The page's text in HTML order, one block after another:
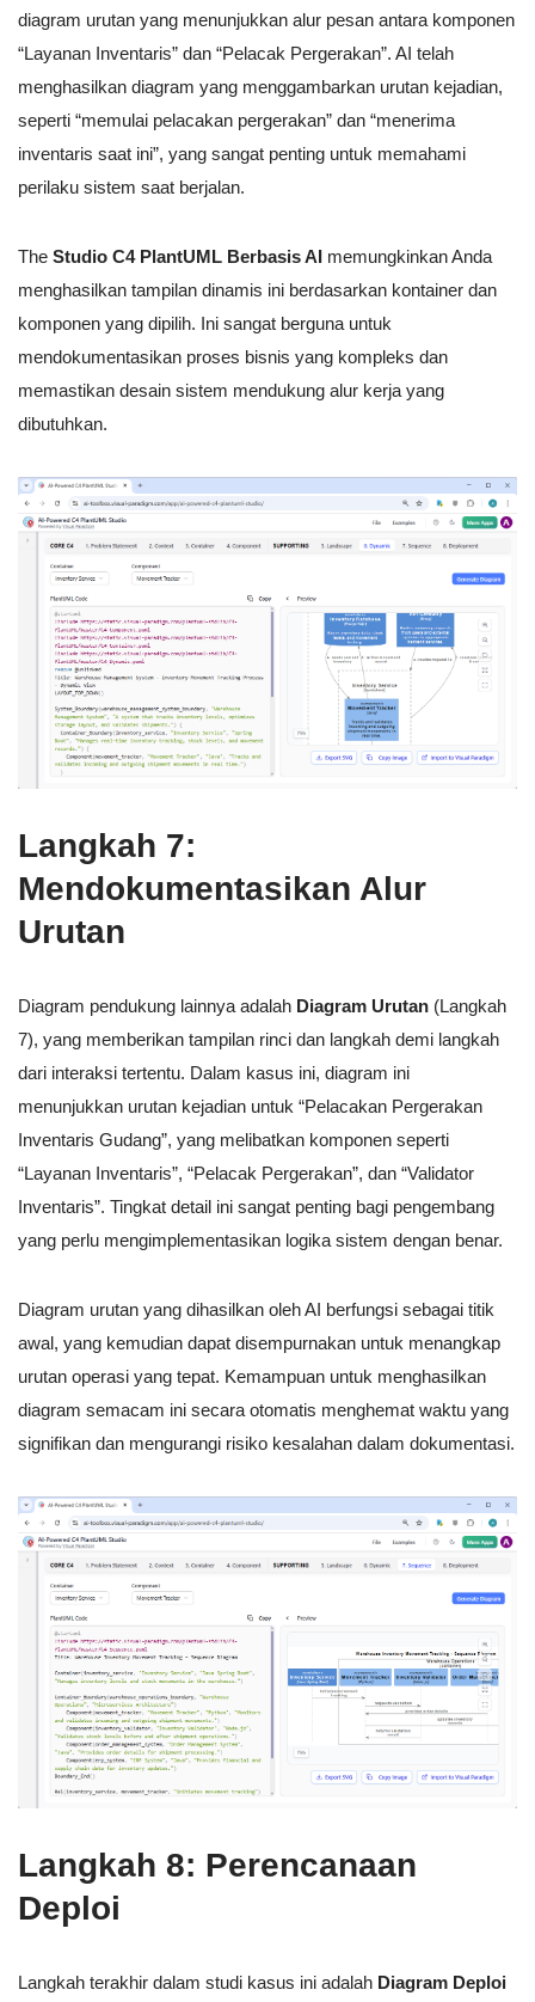
diagram urutan yang menunjukkan alur pesan antara komponen
“Layanan Inventaris” dan “Pelacak Pergerakan”. AI telah
menghasilkan diagram yang menggambarkan urutan kejadian,
seperti “memulai pelacakan pergerakan” dan “menerima
inventaris saat ini”, yang sangat penting untuk memahami
perilaku sistem saat berjalan.
The Studio C4 PlantUML Berbasis AI memungkinkan Anda
menghasilkan tampilan dinamis ini berdasarkan kontainer dan
komponen yang dipilih. Ini sangat berguna untuk
mendokumentasikan proses bisnis yang kompleks dan
memastikan desain sistem mendukung alur kerja yang
dibutuhkan.
Langkah 7:
Mendokumentasikan Alur
Urutan
Diagram pendukung lainnya adalah Diagram Urutan (Langkah
7), yang memberikan tampilan rinci dan langkah demi langkah
dari interaksi tertentu. Dalam kasus ini, diagram ini
menunjukkan urutan kejadian untuk “Pelacakan Pergerakan
Inventaris Gudang”, yang melibatkan komponen seperti
“Layanan Inventaris”, “Pelacak Pergerakan”, dan “Validator
Inventaris”. Tingkat detail ini sangat penting bagi pengembang
yang perlu mengimplementasikan logika sistem dengan benar.
Diagram urutan yang dihasilkan oleh AI berfungsi sebagai titik
awal, yang kemudian dapat disempurnakan untuk menangkap
urutan operasi yang tepat. Kemampuan untuk menghasilkan
diagram semacam ini secara otomatis menghemat waktu yang
signifikan dan mengurangi risiko kesalahan dalam dokumentasi.
Langkah 8: Perencanaan
Deploi
Langkah terakhir dalam studi kasus ini adalah Diagram Deploi